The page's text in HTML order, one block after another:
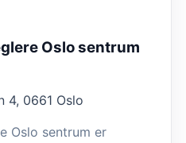
Oslo sentrum
4, 0661 Oslo
Oslo sentrum er